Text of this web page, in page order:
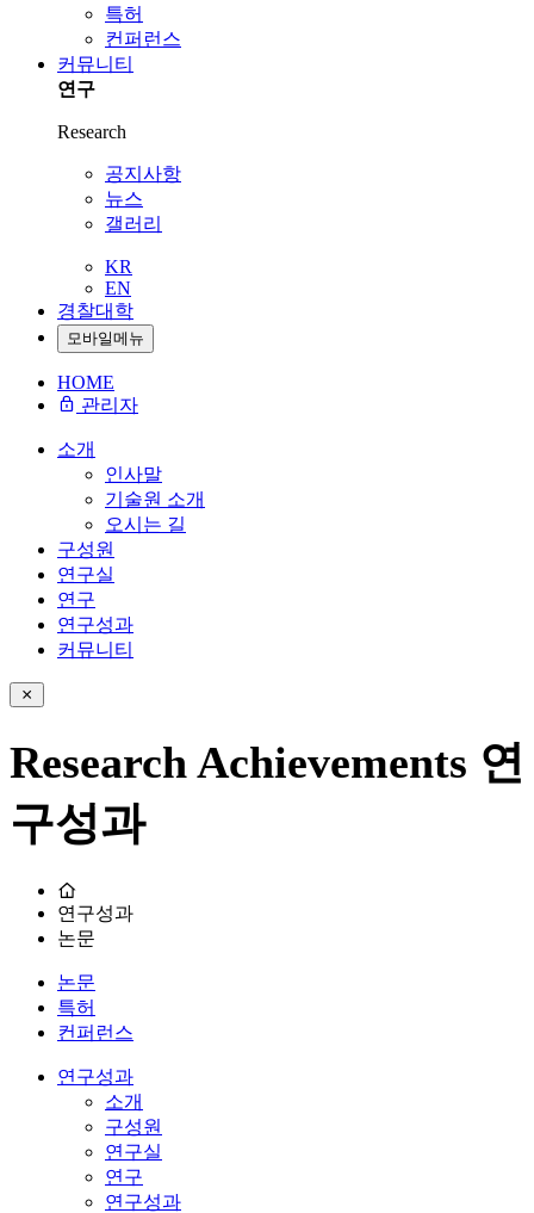
특허
컨퍼런스
커뮤니티
연구
Research
공지사항
뉴스
갤러리
KR
EN
경찰대학
모바일메뉴
HOME
관리자
소개
인사말
기술원 소개
오시는 길
구성원
연구실
연구
연구성과
커뮤니티
Research Achievements 연
구성과
연구성과
논문
논문
특허
컨퍼런스
연구성과
소개
구성원
연구실
연구
연구성과